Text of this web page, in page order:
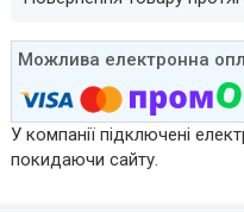
У компанії підключені
покидаючи сайту.